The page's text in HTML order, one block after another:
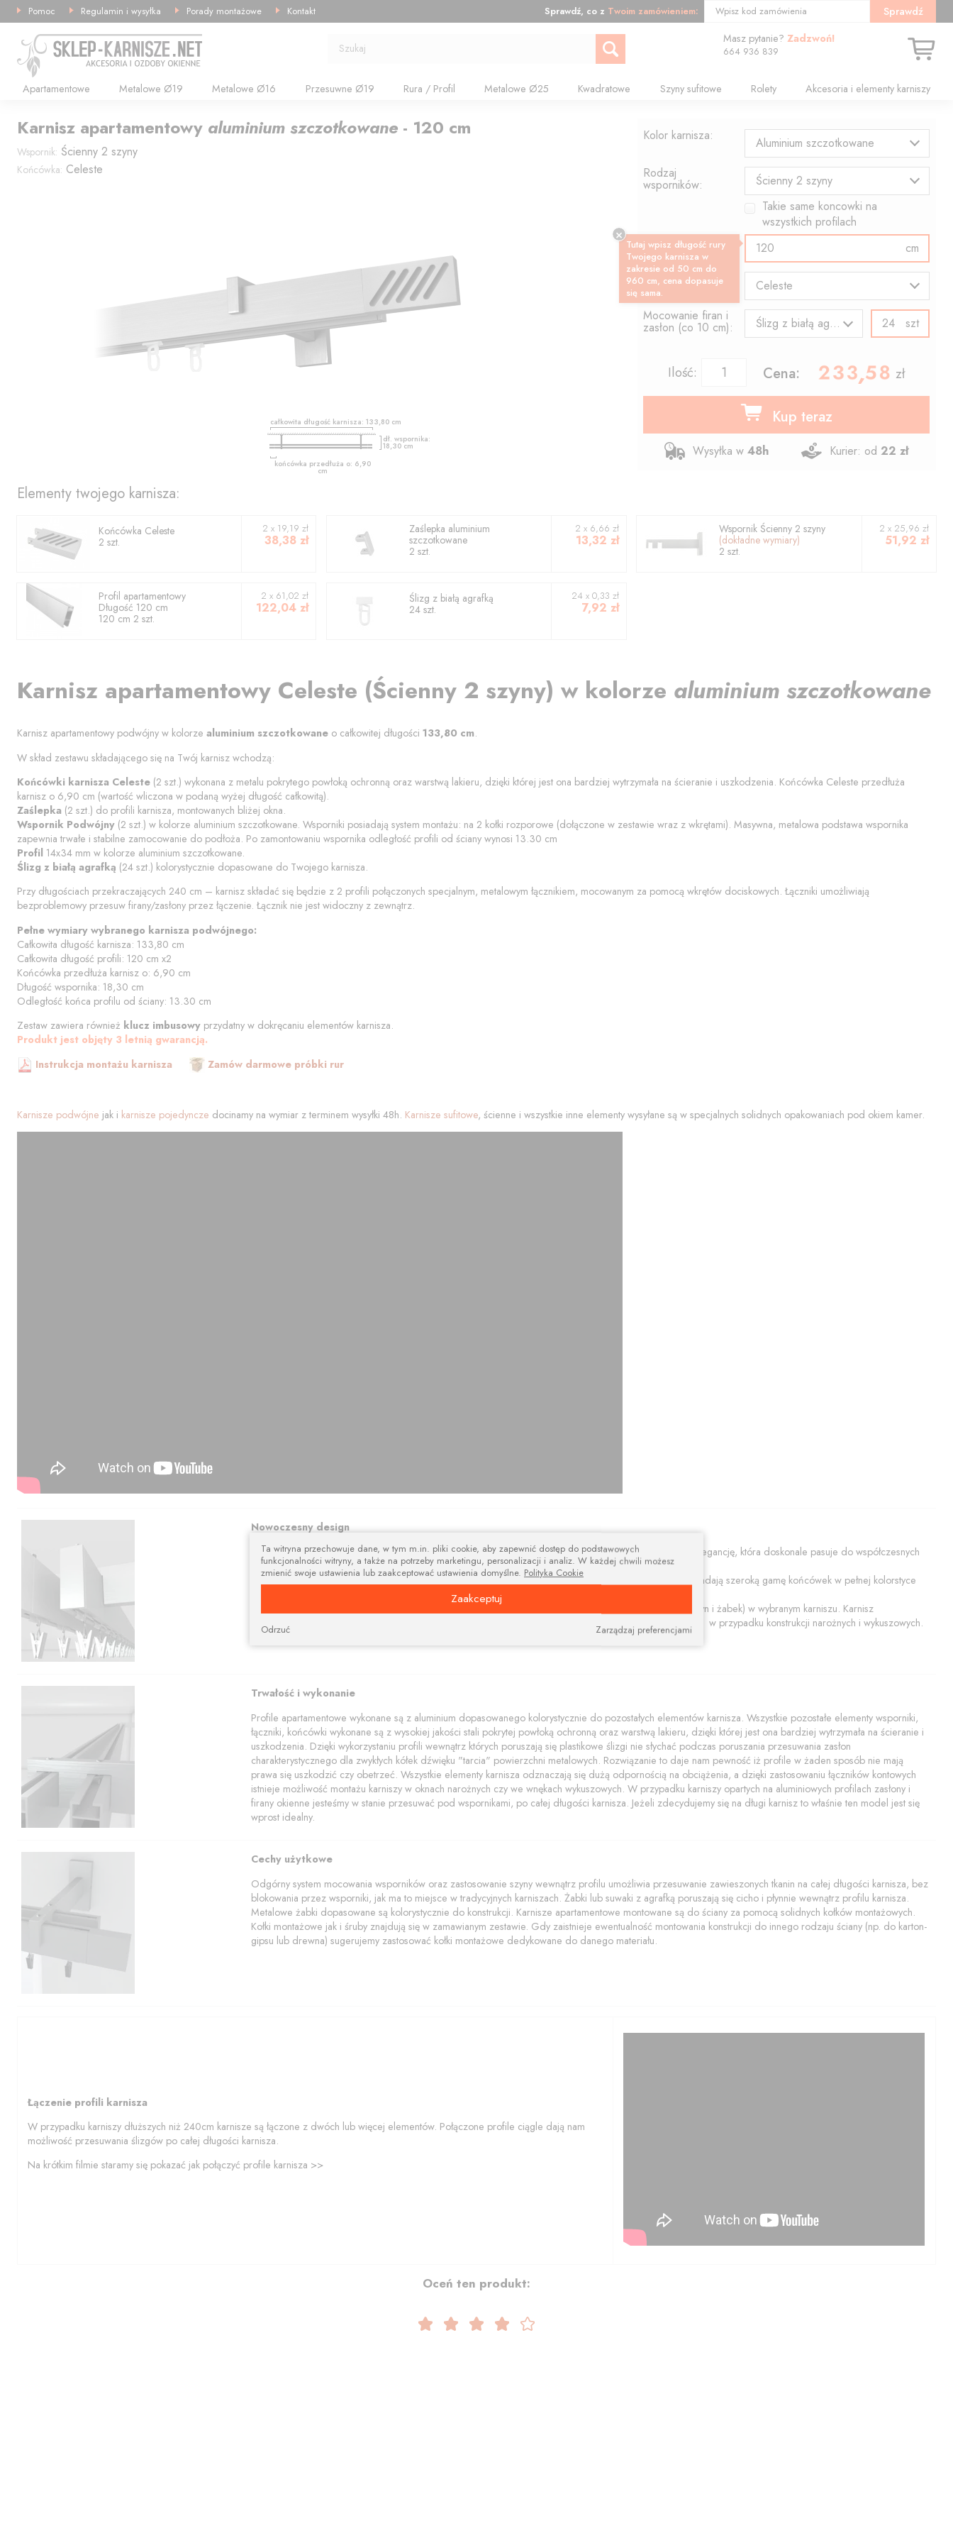
Sprawdź, co z Twoim zamówieniem: Wpisz kod zamówienia Sprawdź
Szukaj
Apartamentowe Metalowe Ø19 Metalowe Ø16 Przesuwne Ø19 Rura / Profil Metalowe Ø25 Kwadratowe Szyny sufitowe Rolety Akcesoria i elementy karniszy
Pomoc Regulamin i wysyłka Porady montażowe Kontakt
Masz pytanie?Zadzwoń!
664 936 839
Karnisz apartamentowy aluminium szczotkowane - 120 cm
Wspornik: Ścienny 2 szyny
Końcówka: Celeste
całkowita długość karnisza: 133,80cm
dł. wspornika:
18,30 cm
końcówka przedłuża o: 6,90
cm
Kolor karnisza:
Aluminium szczotkowane
Rodzaj
wsporników:
Ścienny 2 szyny
Takie same koncowki na
wszystkich profilach
Długość profilu:
cm
Wzór końcówki:
Celeste
Mocowanie firan i
zasłon (co 10 cm): Ślizg z białą agrafką szt
Ilość: Cena: , zł
Kup teraz
Wysyłka w 48h Kurier: od 22 zł
Tutaj wpisz długość rury
Twojego karnisza w
zakresie od 50 cm do
960 cm, cena dopasuje
się sama.
Elementy twojego karnisza:
Końcówka Celeste
2 szt.
2 x 19,19 zł
38,38 zł
Zaślepka aluminium
szczotkowane
2 szt.
2 x 6,66 zł
13,32 zł
Wspornik Ścienny 2 szyny
(dokładne wymiary)
2 szt.
2 x 25,96 zł
51,92 zł
Profil apartamentowy
Długość 120 cm
120 cm2 szt.
2 x 61,02 zł
122,04 zł
Ślizg z białą agrafką
24 szt.
24 x 0,33 zł
7,92 zł
Karnisz apartamentowy Celeste (Ścienny 2 szyny) w kolorze aluminium szczotkowane
Karnisz apartamentowy podwójny w kolorze aluminium szczotkowane o całkowitej długości 133,80 cm.
W skład zestawu składającego się na Twój karnisz wchodzą:
Końcówki karnisza Celeste (2 szt.) wykonana z metalu pokrytego powłoką ochronną oraz warstwą lakieru, dzięki której jest ona bardziej wytrzymała na ścieranie i uszkodzenia. Końcówka Celeste przedłuża
karnisz o 6,90 cm (wartość wliczona w podaną wyżej długość całkowitą).
Zaślepka (2 szt.) do profili karnisza, montowanych bliżej okna.
Wspornik Podwójny (2 szt.) w kolorze aluminium szczotkowane. Wsporniki posiadają system montażu: na 2 kołki rozporowe (dołączone w zestawie wraz z wkrętami). Masywna, metalowa podstawa wspornika
zapewnia trwałe i stabilne zamocowanie do podłoża. Po zamontowaniu wspornika odległość profili od ściany wynosi 13.30 cm
Profil 14x34 mm w kolorze aluminium szczotkowane.
Ślizg z białą agrafką (24 szt.) kolorystycznie dopasowane do Twojego karnisza.
Przy długościach przekraczających 240 cm – karnisz składać się będzie z 2 profili połączonych specjalnym, metalowym łącznikiem, mocowanym za pomocą wkrętów dociskowych. Łączniki umożliwiają
bezproblemowy przesuw firany/zasłony przez łączenie. Łącznik nie jest widoczny z zewnątrz.
Pełne wymiary wybranego karnisza podwójnego:
Całkowita długość karnisza: 133,80 cm
Całkowita długość profili: 120 cm x2
Końcówka przedłuża karnisz o: 6,90 cm
Długość wspornika: 18,30 cm
Odległość końca profilu od ściany: 13.30 cm
Zestaw zawiera również klucz imbusowy przydatny w dokręcaniu elementów karnisza.
Produkt jest objęty 3 letnią gwarancją.
Instrukcja montażu karnisza
Zamów darmowe próbki rur
Karnisze podwójne jak i karnisze pojedyncze docinamy na wymiar z terminem wysyłki 48h. Karnisze sufitowe, ścienne i wszystkie inne elementy wysyłane są w specjalnych solidnych opakowaniach pod okiem kamer.
Nowoczesny design
Prostokątna szyna i nowoczesne wsporniki i tworzą niebanalną kompozycję estetyczną łączącą prostotę i elegancję, która doskonale pasuje do współczesnych
aranżacji.
Karnisze apartamentowe polecamy w trzech kolorach: aluminium szczotkowane, czerny i biały połysk. Posiadają szeroką gamę końcówek w pełnej kolorstyce
profili w tym zakończenia z elementami kryształów Swarovskiego.
Nasz sklep pozwala na dobieranie i zamawianie różnych kolorów elementów (wsporników, końcówiek, szyn i żabek) w wybranym karniszu. Karnisz
apartamentowy dzięki łącznikom narożnym pozwalającym połączyć szyny pod dowolnym kątem nadaje się w przypadku konstrukcji narożnych i wykuszowych.
Trwałość i wykonanie
Profile apartamentowe wykonane są z aluminium dopasowanego kolorystycznie do pozostałych elementów karnisza. Wszystkie pozostałe elementy wsporniki,
łączniki, końcówki wykonane są z wysokiej jakości stali pokrytej powłoką ochronną oraz warstwą lakieru, dzięki której jest ona bardziej wytrzymała na ścieranie i
uszkodzenia. Dzięki wykorzystaniu profili wewnątrz których poruszają się plastikowe ślizgi nie słychać podczas poruszania przesuwania zasłon
charakterystycznego dla zwykłych kółek dźwięku "tarcia" powierzchni metalowych. Rozwiązanie to daje nam pewność iż profile w żaden sposób nie mają
prawa się uszkodzić czy obetrzeć. Wszystkie elementy karnisza odznaczają się dużą odpornością na obciążenia, a dzięki zastosowaniu łączników kontowych
istnieje możliwość montażu karniszy w oknach narożnych czy we wnękach wykuszowych. W przypadku karniszy opartych na aluminiowych profilach zasłony i
firany okienne jesteśmy w stanie przesuwać pod wspornikami, po całej długości karnisza. Jeżeli zdecydujemy się na długi karnisz to właśnie ten model jest się
wprost idealny.
Cechy użytkowe
Odgórny system mocowania wsporników oraz zastosowanie szyny wewnątrz profilu umożliwia przesuwanie zawieszonych tkanin na całej długości karnisza, bez
blokowania przez wsporniki, jak ma to miejsce w tradycyjnych karniszach. Żabki lub suwaki z agrafką poruszają się cicho i płynnie wewnątrz profilu karnisza.
Metalowe żabki dopasowane są kolorystycznie do konstrukcji. Karnisze apartamentowe montowane są do ściany za pomocą solidnych kołków montażowych.
Kołki montażowe jak i śruby znajdują się w zamawianym zestawie. Gdy zaistnieje ewentualność montowania konstrukcji do innego rodzaju ściany (np. do karton-
gipsu lub drewna) sugerujemy zastosować kołki montażowe dedykowane do danego materiału.
Łączenie profili karnisza
W przypadku karniszy dłuższych niż 240cm karnisze są łączone z dwóch lub więcej elementów. Połączone profile ciągle dają nam
możliwość przesuwania ślizgów po całej długości karnisza.
Na krótkim filmie staramy się pokazać jak połączyć profile karnisza >>
Oceń ten produkt:
Ta witryna przechowuje dane, w tym m.in. pliki cookie, aby zapewnić dostęp do podstawowych
funkcjonalności witryny, a także na potrzeby marketingu, personalizacji i analiz. W każdej chwili możesz
zmienić swoje ustawienia lub zaakceptować ustawienia domyślne. Polityka Cookie
Zaakceptuj
Zarządzaj preferencjami
Odrzuć